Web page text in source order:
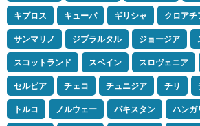
キプロス
キューバ ギリシャ クロアチ
サンマリノ
ジブラルタル ジョージア
スコットランド
スペイン スロヴェニア
セルビア
チェコ チュニジア チリ
トルコ
ノルウェー パキスタン ハンガ